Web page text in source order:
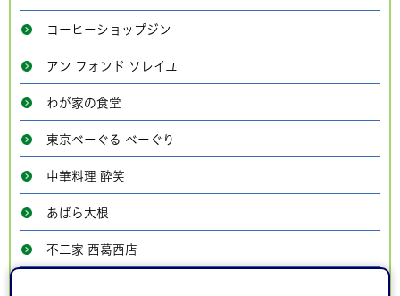
コーヒーショップジン
アン フォンド ソレイユ
わが家の食堂
東京べーぐる べーぐり
中華料理 酔笑
あばら大根
不二家 西葛西店